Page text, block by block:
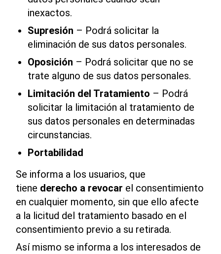
inexactos.
Supresión – Podrá solicitar la
eliminación de sus datos personales.
Oposición – Podrá solicitar que no se
trate alguno de sus datos personales.
Limitación del Tratamiento – Podrá
solicitar la limitación al tratamiento de
sus datos personales en determinadas
circunstancias.
Portabilidad
Se informa a los usuarios, que
tiene derecho a revocar el consentimiento
en cualquier momento, sin que ello afecte
a la licitud del tratamiento basado en el
consentimiento previo a su retirada.
Así mismo se informa a los interesados de